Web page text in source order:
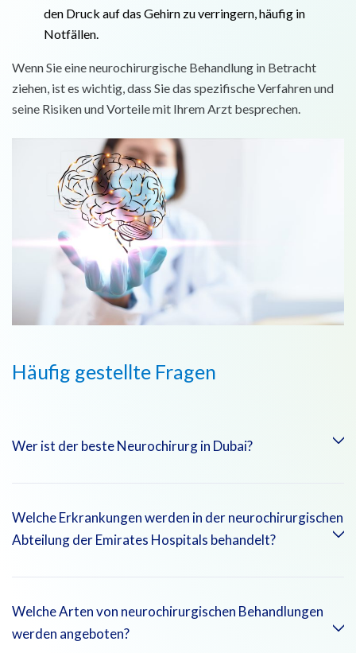
den Druck auf das Gehirn zu verringern, häufig in
Notfällen.
Wenn Sie eine neurochirurgische Behandlung in Betracht
ziehen, ist es wichtig, dass Sie das spezifische Verfahren und
seine Risiken und Vorteile mit Ihrem Arzt besprechen.
Häufig gestellte Fragen
Wer ist der beste Neurochirurg in Dubai?
Dr. Aseem Al Haj gilt als der beste Neurochirurg in Dubai.
Welche Erkrankungen werden in der neurochirurgischen
Abteilung der Emirates Hospitals behandelt?
In unserer Neurochirurgischen Klinik der Emirates Hospitals
Group behandeln wir Erkrankungen wie Gehirn- und
Welche Arten von neurochirurgischen Behandlungen
werden angeboten?